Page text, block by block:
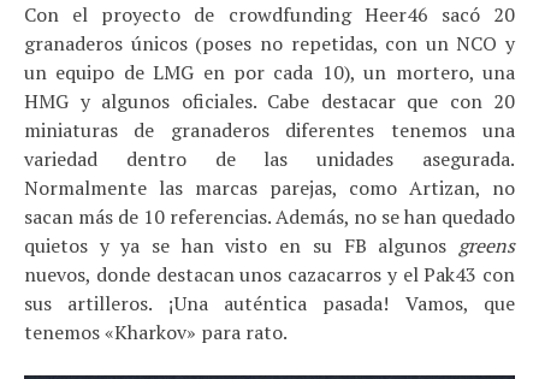
Con el proyecto de crowdfunding Heer46 sacó 20
granaderos únicos (poses no repetidas, con un NCO y
un equipo de LMG en por cada 10), un mortero, una
HMG y algunos oficiales. Cabe destacar que con 20
miniaturas de granaderos diferentes tenemos una
variedad dentro de las unidades asegurada.
Normalmente las marcas parejas, como Artizan, no
sacan más de 10 referencias. Además, no se han quedado
quietos y ya se han visto en su FB algunos greens
nuevos, donde destacan unos cazacarros y el Pak43 con
sus artilleros. ¡Una auténtica pasada! Vamos, que
tenemos «Kharkov» para rato.